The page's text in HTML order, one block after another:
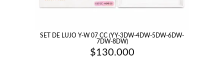
SET DE LUJO Y-W 07 CC (YY-3DW-4DW-5DW-6DW-
7DW-8DW)
$130.000